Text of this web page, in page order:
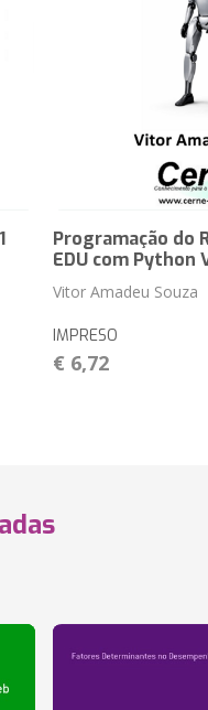
Programação do
EDU com Python
Vitor Amadeu Souza
IMPRESO
€ 6,72